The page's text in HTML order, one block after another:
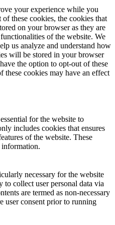
your experience while you
these cookies, the cookies that
on your browser as they are
of the website. We
us analyze and understand how
will be stored in your browser
the option to opt-out of these
cookies may have an effect
for the website to
includes cookies that ensures
of the website. These
information.
necessary for the website
collect user personal data via
are termed as non-necessary
user consent prior to running